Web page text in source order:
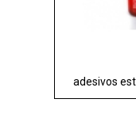
adesivos